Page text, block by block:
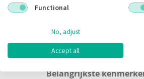
uiterst zachte
parodontale
gevoeligheid door
perfecte oplossing voor
radiotherapie.
Belangrijkste
Functional
No, adjust
Accept all